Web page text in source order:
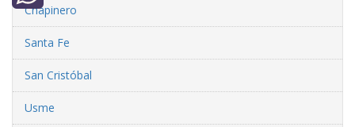
WhatsApp
Chapinero
Santa Fe
San Cristóbal
Usme